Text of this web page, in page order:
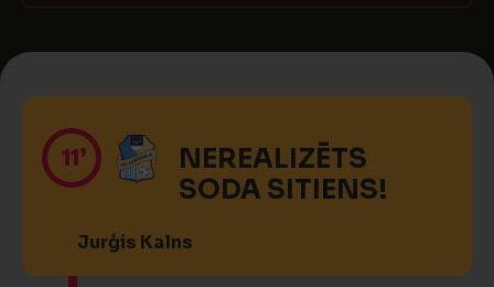
11’
NEREALIZĒTS
SODA SITIENS!
Jurģis Kalns